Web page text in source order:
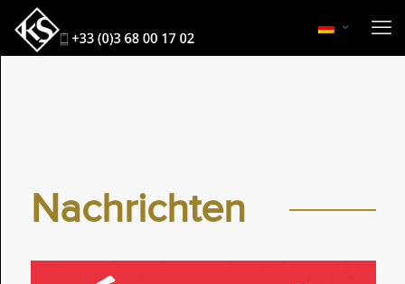
Nachrichten